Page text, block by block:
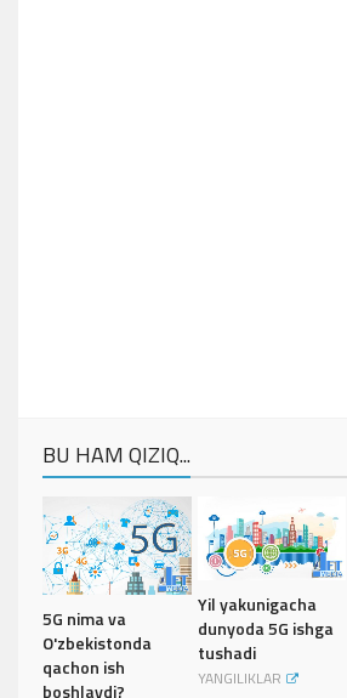
BU HAM QIZIQ...
5G nima va
O'zbekistonda
qachon ish
boshlaydi?
Yil yakunigacha
dunyoda 5G ishga
tushadi
YANGILIKLAR